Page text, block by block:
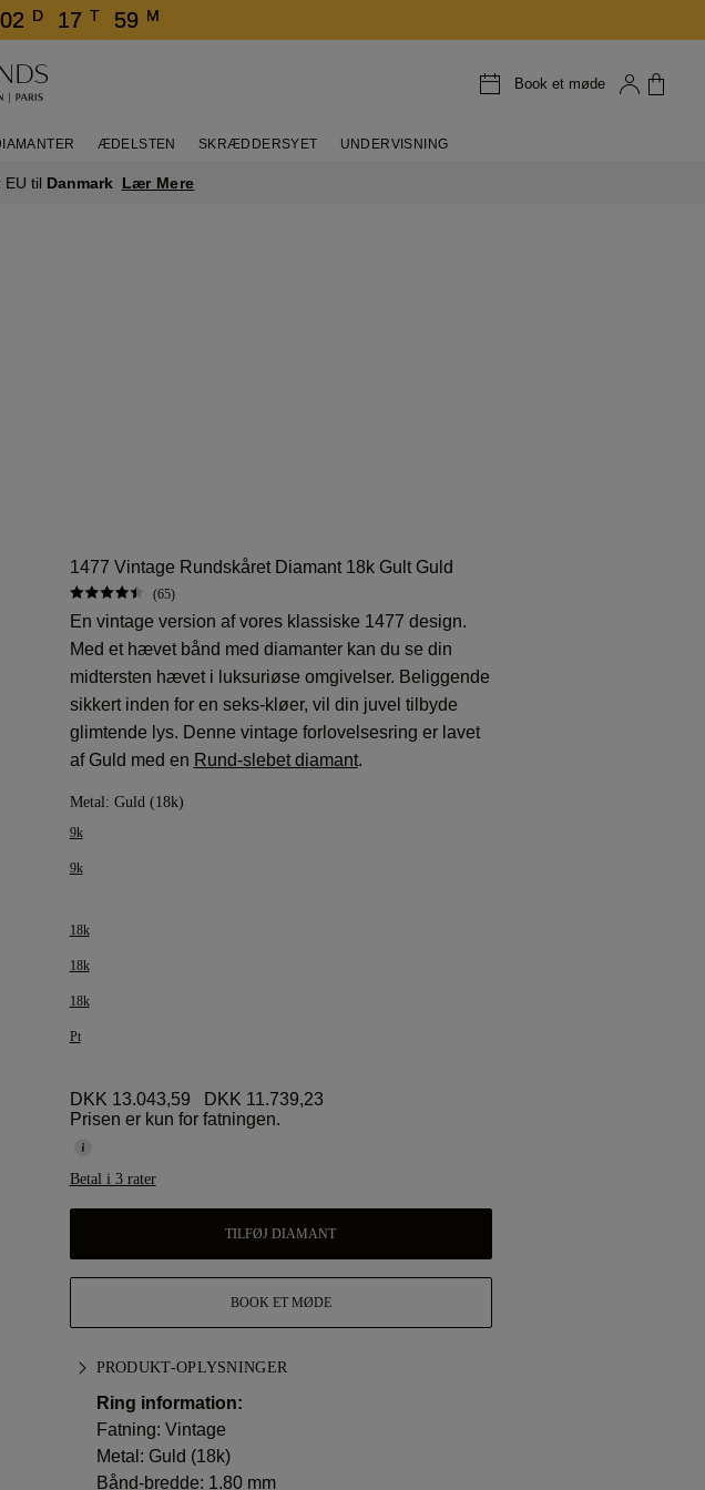
02 D 17 T 59 M
Book et møde
ÆDELSTEN SKRÆDDERSYET UNDERVISNING
til Danmark Lær Mere
1477 Vintage Rundskåret Diamant 18k Gult Guld
(65)
En vintage version af vores klassiske 1477 design.
Med et hævet bånd med diamanter kan du se din
midtersten hævet i luksuriøse omgivelser. Beliggende
sikkert inden for en seks-kløer, vil din juvel tilbyde
glimtende lys. Denne vintage forlovelsesring er lavet
af Guld med en Rund-slebet diamant.
Metal: Guld (18k)
9k
9k
18k
18k
18k
Pt
DKK 13.043,59
DKK 11.739,23
Prisen er kun for fatningen.
Betal i 3 rater
TILFØJ DIAMANT
BOOK ET MØDE
PRODUKT-OPLYSNINGER
Ring information:
Fatning: Vintage
Metal: Guld (18k)
Bånd-bredde: 1.80 mm